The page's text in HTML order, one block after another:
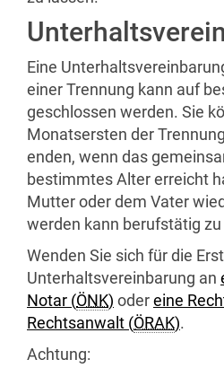
Eine
einer Trennung kann auf
geschlossen werden. Sie
Monatsersten der
enden, wenn das
bestimmtes Alter erreicht
Mutter oder dem Vater
werden kann berufstätig zu
Wenden Sie sich für die
Unterhaltsvereinbarung an
Notar (ÖNK) odereine
Rechtsanwalt (ÖRAK).
Achtung: